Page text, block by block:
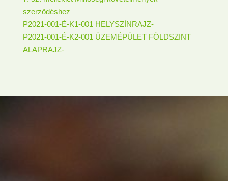
szerződéshez
P2021-001-É-K1-001 HELYSZÍNRAJZ-
P2021-001-É-K2-001 ÜZEMÉPÜLET FÖLDSZINT
ALAPRAJZ-